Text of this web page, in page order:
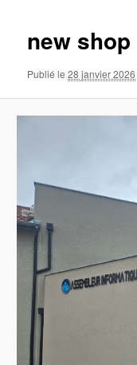
new shop
Publié le28 janvier 2026